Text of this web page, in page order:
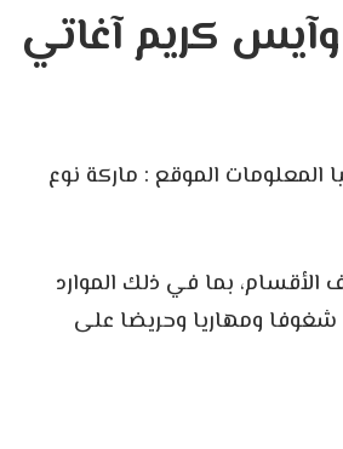
كريم آغاتي
المعلومات الموقع : ماركة نوع
بما في ذلك الموارد
شغوفا ومهاريا وحريضا على